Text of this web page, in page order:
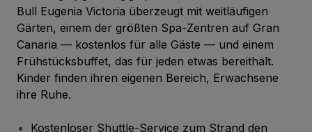
Bull Eugenia Victoria überzeugt mit weitläufigen
Gärten, einem der größten Spa-Zentren auf Gran
Canaria — kostenlos für alle Gäste — und einem
Frühstücksbuffet, das für jeden etwas bereithält.
Kinder finden ihren eigenen Bereich, Erwachsene
ihre Ruhe.
Kostenloser Shuttle-Service zum Strand den